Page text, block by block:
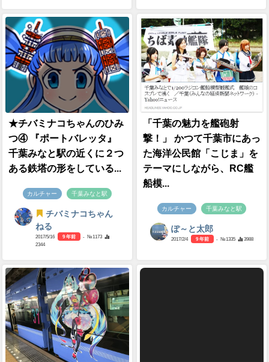
★チバミナコちゃんのひみ
つ④ 『ポートバレッタ』
千葉みなと駅の近くに２つ
ある鉄塔の形をしている...
カルチャー 千葉みなと駅
チバミナコちゃん
ねる
2017/5/16 9 年前
- №1173
2344
「千葉の魅力を艦砲射
撃！」 かつて千葉市にあっ
た海洋公民館「こじま」を
テーマにしながら、RC艦
船模...
カルチャー 千葉みなと駅
ぽ～と太郎
2017/2/4 9 年前 - №1335 3988